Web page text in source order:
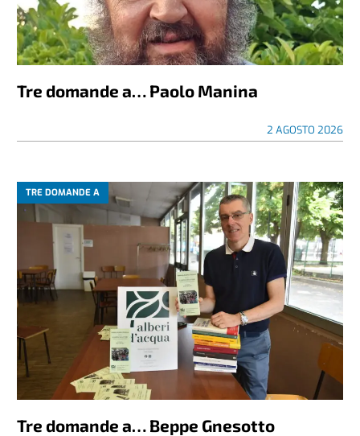
Tre domande a… Paolo Manina
2 AGOSTO 2026
TRE DOMANDE A
Tre domande a… Beppe Gnesotto